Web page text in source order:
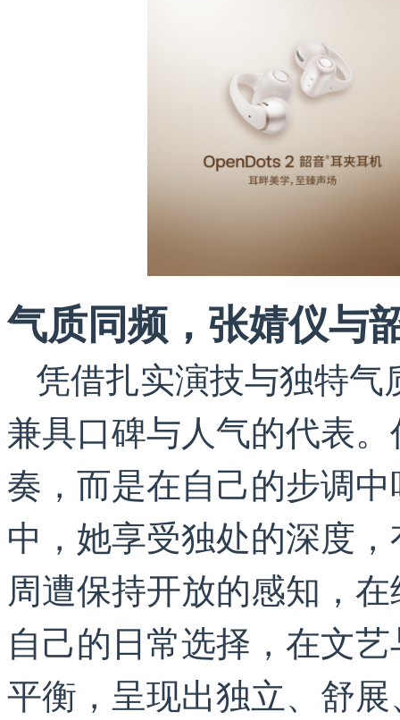
气质同频，张婧仪与
凭借扎实演技与独特
兼具口碑与人气的代表
奏，而是在自己的步调
中，她享受独处的深度
周遭保持开放的感知，
自己的日常选择，在文
平衡，呈现出独立、舒